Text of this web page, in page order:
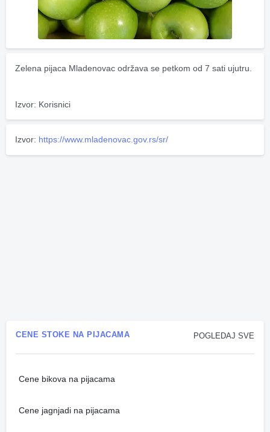
Zelena pijaca Mladenovac održava se petkom od 7 sati ujutru.
Izvor: Korisnici
Izvor: https://www.mladenovac.gov.rs/sr/
POGLEDAJ SVE
CENE STOKE NA PIJACAMA
Cene bikova na pijacama
Cene jagnjadi na pijacama